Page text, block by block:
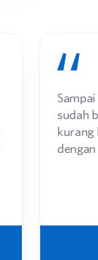
sudah
kurang